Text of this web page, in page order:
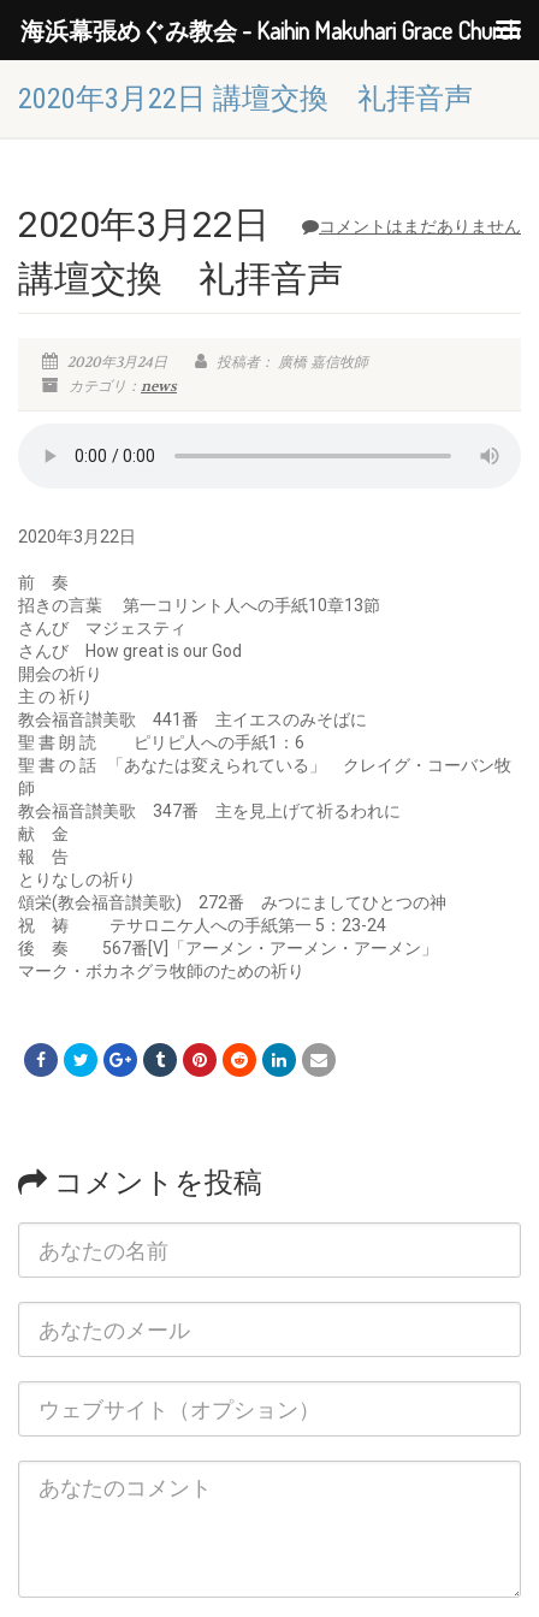
2020年3月22日 講壇交換 礼拝音声
コメントはまだありません
2020年3月22日
講壇交換 礼拝音声
2020年3月24日
投稿者： 廣橋 嘉信牧師
カテゴリ： news
2020年3月22日
前 奏
招きの言葉 第一コリント人への手紙10章13節
さんび マジェスティ
さんび How great is our God
開会の祈り
主 の 祈り
教会福音讃美歌 441番 主イエスのみそばに
聖 書 朗 読 ピリピ人への手紙1：6
聖 書 の 話 「あなたは変えられている」 クレイグ・コーバン牧
師
教会福音讃美歌 347番 主を見上げて祈るわれに
献 金
報 告
とりなしの祈り
頌栄(教会福音讃美歌) 272番 みつにましてひとつの神
祝 祷 テサロニケ人への手紙第一 5：23-24
後 奏 567番[V]「アーメン・アーメン・アーメン」
マーク・ボカネグラ牧師のための祈り
コメントを投稿
海浜幕張めぐみ教会 - Kaihin Makuhari Grace Church